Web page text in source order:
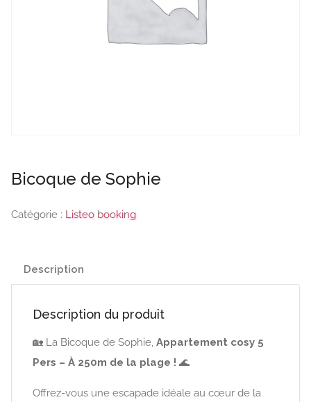
Bicoque de Sophie
Catégorie : Listeo booking
Description
Description du produit
🏡 La Bicoque de Sophie, Appartement cosy 5
Pers – À 250m de la plage ! 🌊
Offrez-vous une escapade idéale au cœur de la